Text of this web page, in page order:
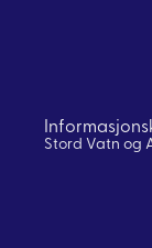
Stord Vatn og